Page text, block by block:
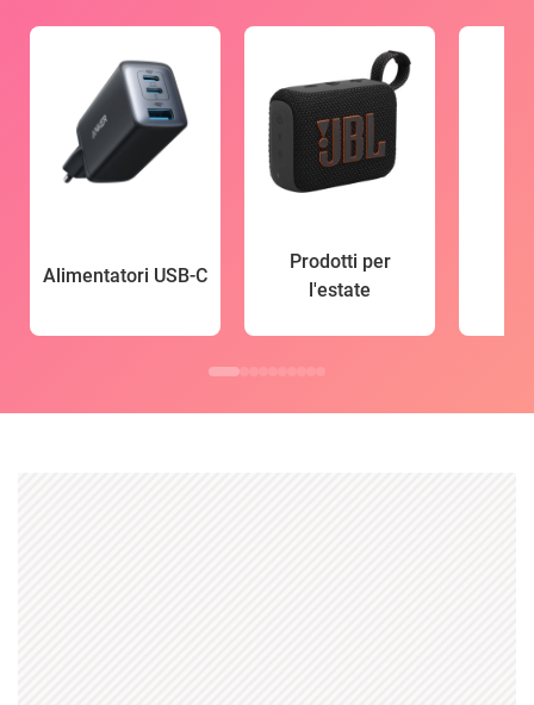
Alimentatori USB-C
Prodotti per
l'estate